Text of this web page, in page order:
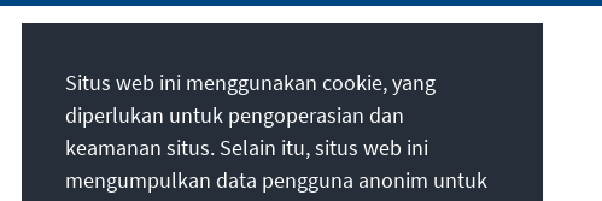
Misi kami
Die Konrad-Adenauer-Stiftung setzt sich
national und international durch politische
Situs web ini menggunakan cookie, yang
diperlukan untuk pengoperasian dan
keamanan situs. Selain itu, situs web ini
mengumpulkan data pengguna anonim untuk